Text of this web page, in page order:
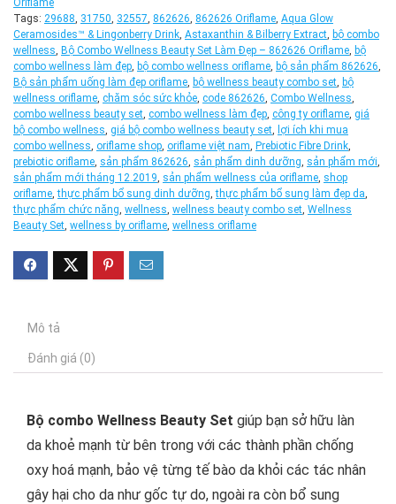
Oriflame
Tags: 29688, 31750, 32557, 862626, 862626 Oriflame, Aqua Glow
Ceramosides™ & Lingonberry Drink, Astaxanthin & Bilberry Extract, bộ combo
wellness, Bộ Combo Wellness Beauty Set Làm Đẹp – 862626 Oriflame, bộ
combo wellness làm đẹp, bộ combo wellness oriflame, bộ sản phẩm 862626,
Bộ sản phẩm uống làm đẹp oriflame, bộ wellness beauty combo set, bộ
wellness oriflame, chăm sóc sức khỏe, code 862626, Combo Wellness,
combo wellness beauty set, combo wellness làm đẹp, công ty oriflame, giá
bộ combo wellness, giá bộ combo wellness beauty set, lợi ích khi mua
combo wellness, oriflame shop, oriflame việt nam, Prebiotic Fibre Drink,
prebiotic oriflame, sản phẩm 862626, sản phẩm dinh dưỡng, sản phẩm mới,
sản phẩm mới tháng 12.2019, sản phẩm wellness của oriflame, shop
oriflame,thực phẩm bổ sung dinh dưỡng,thực phẩm bổ sung làm đẹp da,
thực phẩm chức năng, wellness, wellness beauty combo set, Wellness
Beauty Set, wellness by oriflame, wellness oriflame
Mô tả
Đánh giá (0)
Bộ combo Wellness Beauty Set giúp bạn sở hữu làn
da khoẻ mạnh từ bên trong với các thành phần chống
oxy hoá mạnh, bảo vệ từng tế bào da khỏi các tác nhân
gây hại cho da như gốc tự do, ngoài ra còn bổ sung